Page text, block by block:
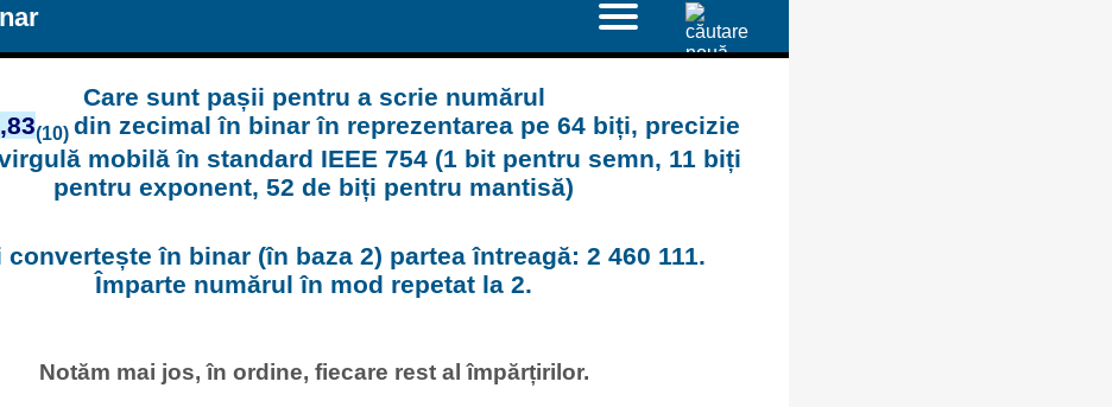
Care sunt pașii pentru a scrie numărul
(10) din zecimal în binar în reprezentarea pe 64 biți, precizie
mobilă în standard IEEE 754 (1 bit pentru semn, 11 biți
pentru exponent, 52 de biți pentru mantisă)
convertește în binar (în baza 2) partea întreagă: 2 460 111.
Împarte numărul în mod repetat la 2.
Notăm mai jos, în ordine, fiecare rest al împărțirilor.